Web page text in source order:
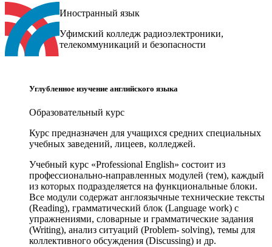
Иностранный язык
Уфимский колледж радиоэлектроники,
телекоммуникаций и безопасности
Углубленное изучение английского языка
Образовательный курс
Курс предназначен для учащихся средних специальных
учебных заведений, лицеев, колледжей.
Учебный курс «Professional English» состоит из
профессионально-направленных модулей (тем), каждый
из которых подразделяется на функциональные блоки.
Все модули содержат англоязычные технические тексты
(Reading), грамматический блок (Language work) с
упражнениями, словарные и грамматические задания
(Writing), анализ ситуаций (Problem- solving), темы для
коллективного обсуждения (Discussing) и др.